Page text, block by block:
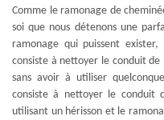
Comme le ramonage de
soi que nous détenons une
ramonage qui puissent
consiste à nettoyer le conduit de
sans avoir à utiliser
consiste à nettoyer le conduit
utilisant un hérisson et le